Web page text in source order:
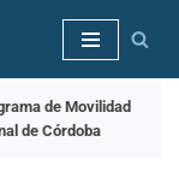
de Movilidad
de Córdoba